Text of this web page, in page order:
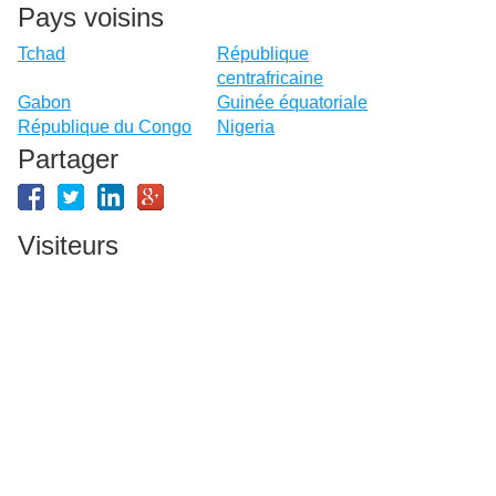
Pays voisins
Tchad
République
centrafricaine
Gabon
Guinée équatoriale
République du Congo
Nigeria
Partager
Visiteurs